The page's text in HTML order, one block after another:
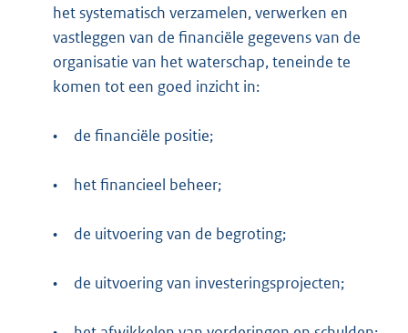
het systematisch verzamelen, verwerken en
vastleggen van de financiële gegevens van de
organisatie van het waterschap, teneinde te
komen tot een goed inzicht in:
• de financiële positie;
• het financieel beheer;
• de uitvoering van de begroting;
• de uitvoering van investeringsprojecten;